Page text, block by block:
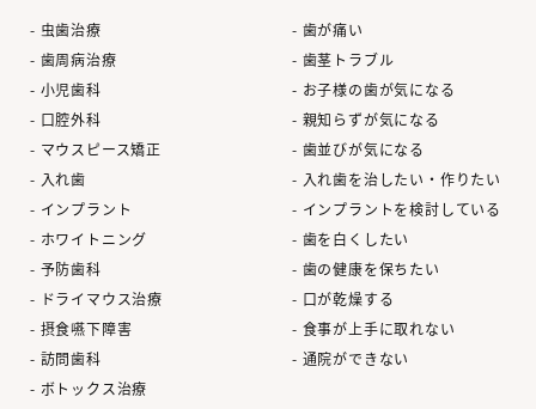
虫歯治療
歯周病治療
小児歯科
口腔外科
マウスピース矯正
入れ歯
インプラント
ホワイトニング
予防歯科
ドライマウス治療
摂食嚥下障害
訪問歯科
ボトックス治療
歯が痛い
歯茎トラブル
お子様の歯が気になる
親知らずが気になる
歯並びが気になる
入れ歯を治したい・作りたい
インプラントを検討している
歯を白くしたい
歯の健康を保ちたい
口が乾燥する
食事が上手に取れない
通院ができない